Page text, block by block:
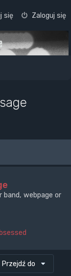
Zaloguj się
się
webpage or
Przejdź do